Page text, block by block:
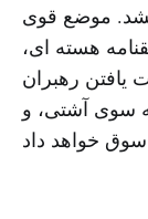
موضع قوی
هسته ای،
یافتن رهبران
سوی آشتی، و